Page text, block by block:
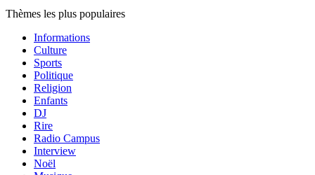
Thèmes les plus populaires
Informations
Culture
Sports
Politique
Religion
Enfants
DJ
Rire
Radio Campus
Interview
Noël